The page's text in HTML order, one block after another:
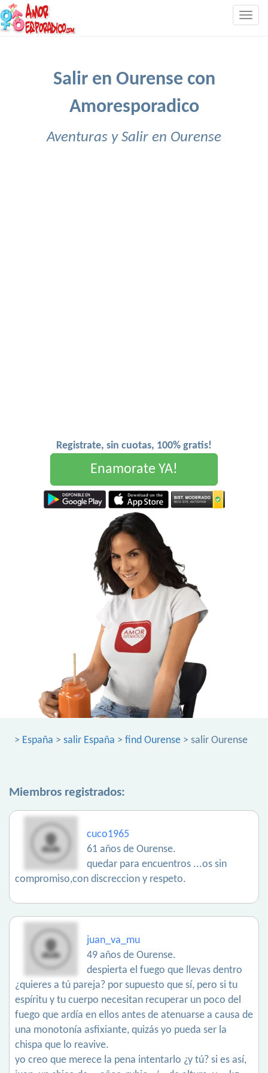
Salir en Ourense con
Amoresporadico
Aventuras y Salir en Ourense
Registrate, sin cuotas, 100% gratis!
Enamorate YA!
> España > salir España > find Ourense > salir Ourense
Miembros registrados:
cuco1965
61 años de Ourense.
quedar para encuentros ...os sin
compromiso,con discreccion y respeto.
juan_va_mu
49 años de Ourense.
despierta el fuego que llevas dentro
¿quieres a tú pareja? por supuesto que sí, pero si tu
espíritu y tu cuerpo necesitan recuperar un poco del
fuego que ardía en ellos antes de atenuarse a causa de
una monotonía asfixiante, quizás yo pueda ser la
chispa que lo reavive.
yo creo que merece la pena intentarlo ¿y tú? si es así,